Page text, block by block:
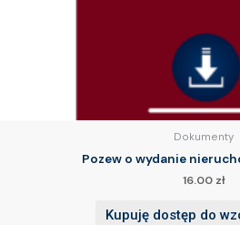
Dokumenty
Pozew o wydanie
16.00 zł
Kupuję dostęp do